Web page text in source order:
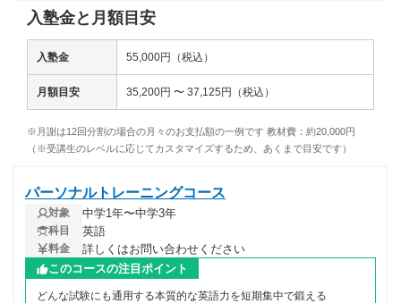
入塾金と月額目安
入塾金 55,000円（税込）
月額目安 35,200円 〜 37,125円（税込）
※月謝は12回分割の場合の月々のお支払額の一例です 教材費：約20,000円
（※受講生のレベルに応じてカスタマイズするため、あくまで目安です）
パーソナルトレーニングコース
対象 中学1年〜中学3年
科目 英語
料金
詳しくはお問い合わせください
このコースの注目ポイント
どんな試験にも通用する本質的な英語力を短期集中で鍛える